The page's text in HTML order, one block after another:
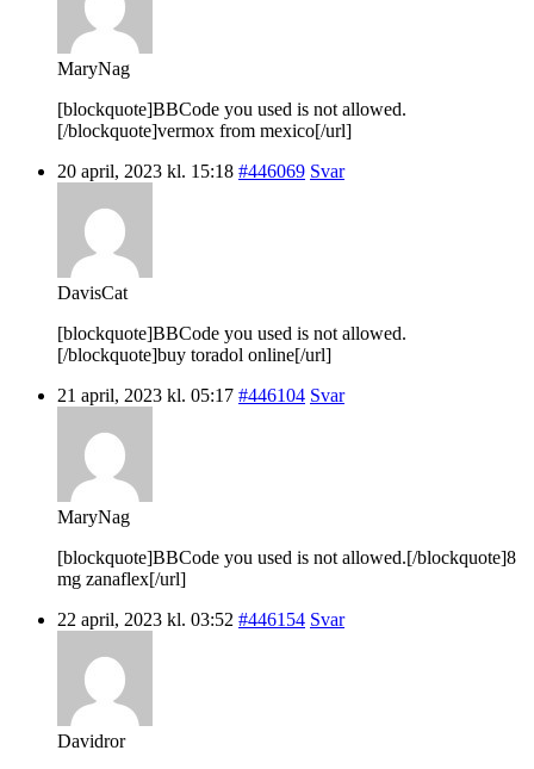
MaryNag
[blockquote]BBCode you used is not allowed.
[/blockquote]vermox from mexico[/url]
20 april, 2023 kl. 15:18 #446069 Svar
DavisCat
[blockquote]BBCode you used is not allowed.
[/blockquote]buy toradol online[/url]
21 april, 2023 kl. 05:17 #446104 Svar
MaryNag
[blockquote]BBCode you used is not allowed.[/blockquote]8
mg zanaflex[/url]
22 april, 2023 kl. 03:52 #446154 Svar
Davidror